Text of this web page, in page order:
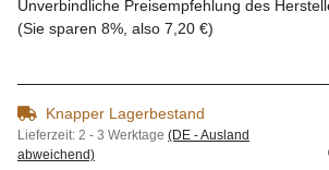
Unverbindliche Preisempfehlung des
(Sie sparen 8% , also 7,20 €)
Knapper Lagerbestand
Lieferzeit: 2 - 3 Werktage (DE - Ausland
abweichend)